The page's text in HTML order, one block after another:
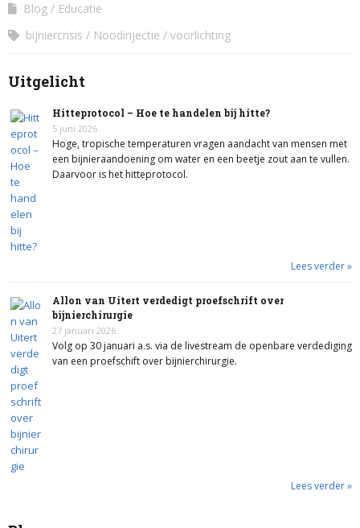
Blog
Educatie
bijniercrisis
Noodinjectie voorlichting
Uitgelicht
Hitteprotocol – Hoe te handelen bij hitte?
5 juni 2026
Hoge, tropische temperaturen vragen aandacht van mensen met
een bijnieraandoening om water en een beetje zout aan te vullen.
Daarvoor is het hitteprotocol.
Lees verder »
Allon van Uitert verdedigt proefschrift over
bijnierchirurgie
27 januari 2026
Volg op 30 januari a.s. via de livestream de openbare verdediging
van een proefschift over bijnierchirurgie.
Lees verder »